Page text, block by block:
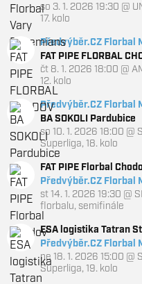
so 3. 1. 2026 19:30 @
17. kolo
Předvýběr.CZ Florbal
FAT PIPE FLORBAL
čt 8. 1. 2026 18:00 @
12. kolo
Předvýběr.CZ Florbal
BA SOKOLI Pardubice
so 10. 1. 2026 18:00 @
Superliga, 18. kolo
FAT PIPE Florbal
Předvýběr.CZ Florbal
st 14. 1. 2026 19:30 @
florbalu, semifinále
ESA logistika Tatran
Předvýběr.CZ Florbal
ne 18. 1. 2026 15:00 @
Superliga, 19. kolo